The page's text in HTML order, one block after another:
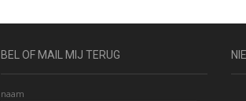
BEL OF MAIL MIJ TERUG
naam